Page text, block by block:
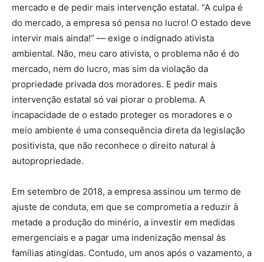
mercado e de pedir mais intervenção estatal. “A culpa é
do mercado, a empresa só pensa no lucro! O estado deve
intervir mais ainda!” — exige o indignado ativista
ambiental. Não, meu caro ativista, o problema não é do
mercado, nem do lucro, mas sim da violação da
propriedade privada dos moradores. E pedir mais
intervenção estatal só vai piorar o problema. A
incapacidade de o estado proteger os moradores e o
meio ambiente é uma consequência direta da legislação
positivista, que não reconhece o direito natural à
autopropriedade.
Em setembro de 2018, a empresa assinou um termo de
ajuste de conduta, em que se comprometia a reduzir à
metade a produção do minério, a investir em medidas
emergenciais e a pagar uma indenização mensal às
famílias atingidas. Contudo, um anos após o vazamento, a